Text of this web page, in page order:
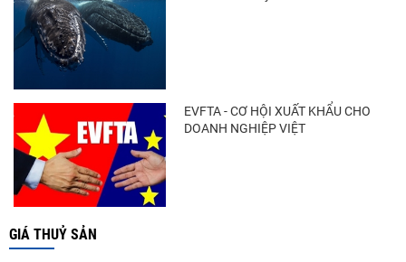
EVFTA - CƠ HỘI XUẤT KHẨU CHO
DOANH NGHIỆP VIỆT
GIÁ THUỶ SẢN